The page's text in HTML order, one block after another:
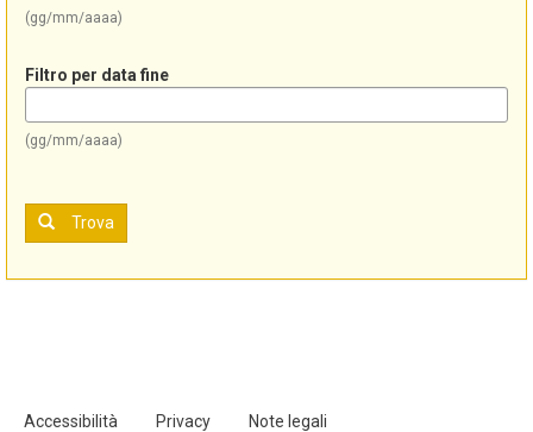
(gg/mm/aaaa)
Filtro per data fine
(gg/mm/aaaa)
Trova
Accessibilità Privacy Note legali